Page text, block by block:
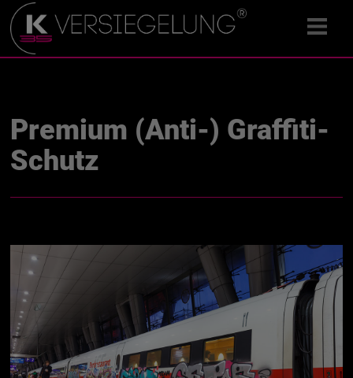
Premium (Anti-) Graffiti-
Schutz